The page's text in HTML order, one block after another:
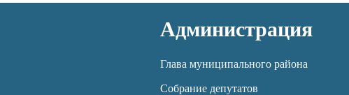
Администрация
Глава муниципального района
Собрание депутатов